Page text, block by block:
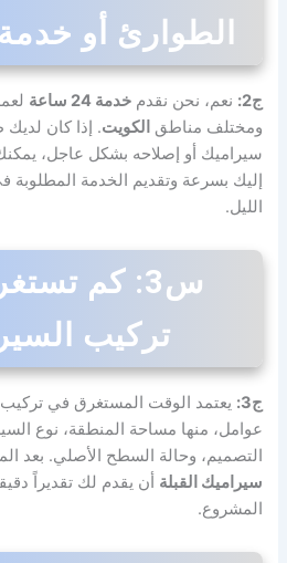
الطوارئ أو خدمة 24 ساعة؟
ج2: نعم، نحن نقدمخدمة 24 ساعة
ومختلف مناطق الكويت. إذا كان
سيراميك أو إصلاحه بشكل عاجل،
إليك بسرعة وتقديم الخدمة المطلوبة
الليل.
س3: كم
تركيب
ج3:
يعتمد الوقت المستغرق في
عوامل، منها مساحة المنطقة، نوع
التصميم، وحالة السطح الأصلي. بعد
سيراميك القبلة أن يقدم لك تقديراً
المشروع.